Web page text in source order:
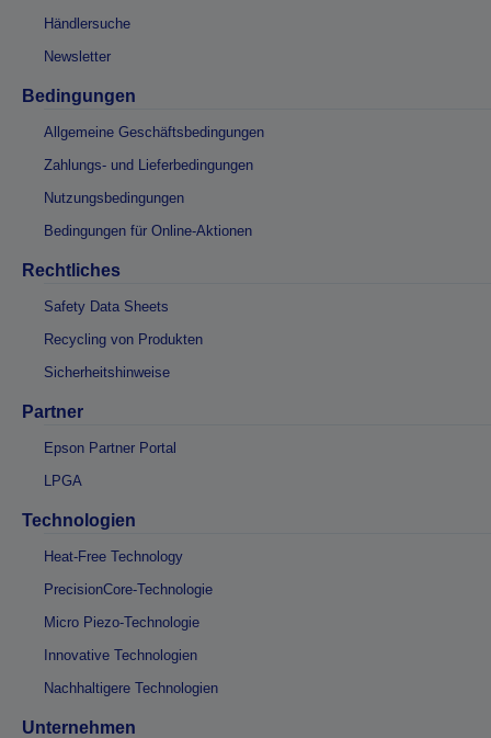
Händlersuche
Newsletter
Bedingungen
Allgemeine Geschäftsbedingungen
Zahlungs- und Lieferbedingungen
Nutzungsbedingungen
Bedingungen für Online-Aktionen
Rechtliches
Safety Data Sheets
Recycling von Produkten
Sicherheitshinweise
Partner
Epson Partner Portal
LPGA
Technologien
Heat-Free Technology
PrecisionCore-Technologie
Micro Piezo-Technologie
Innovative Technologien
Nachhaltigere Technologien
Unternehmen